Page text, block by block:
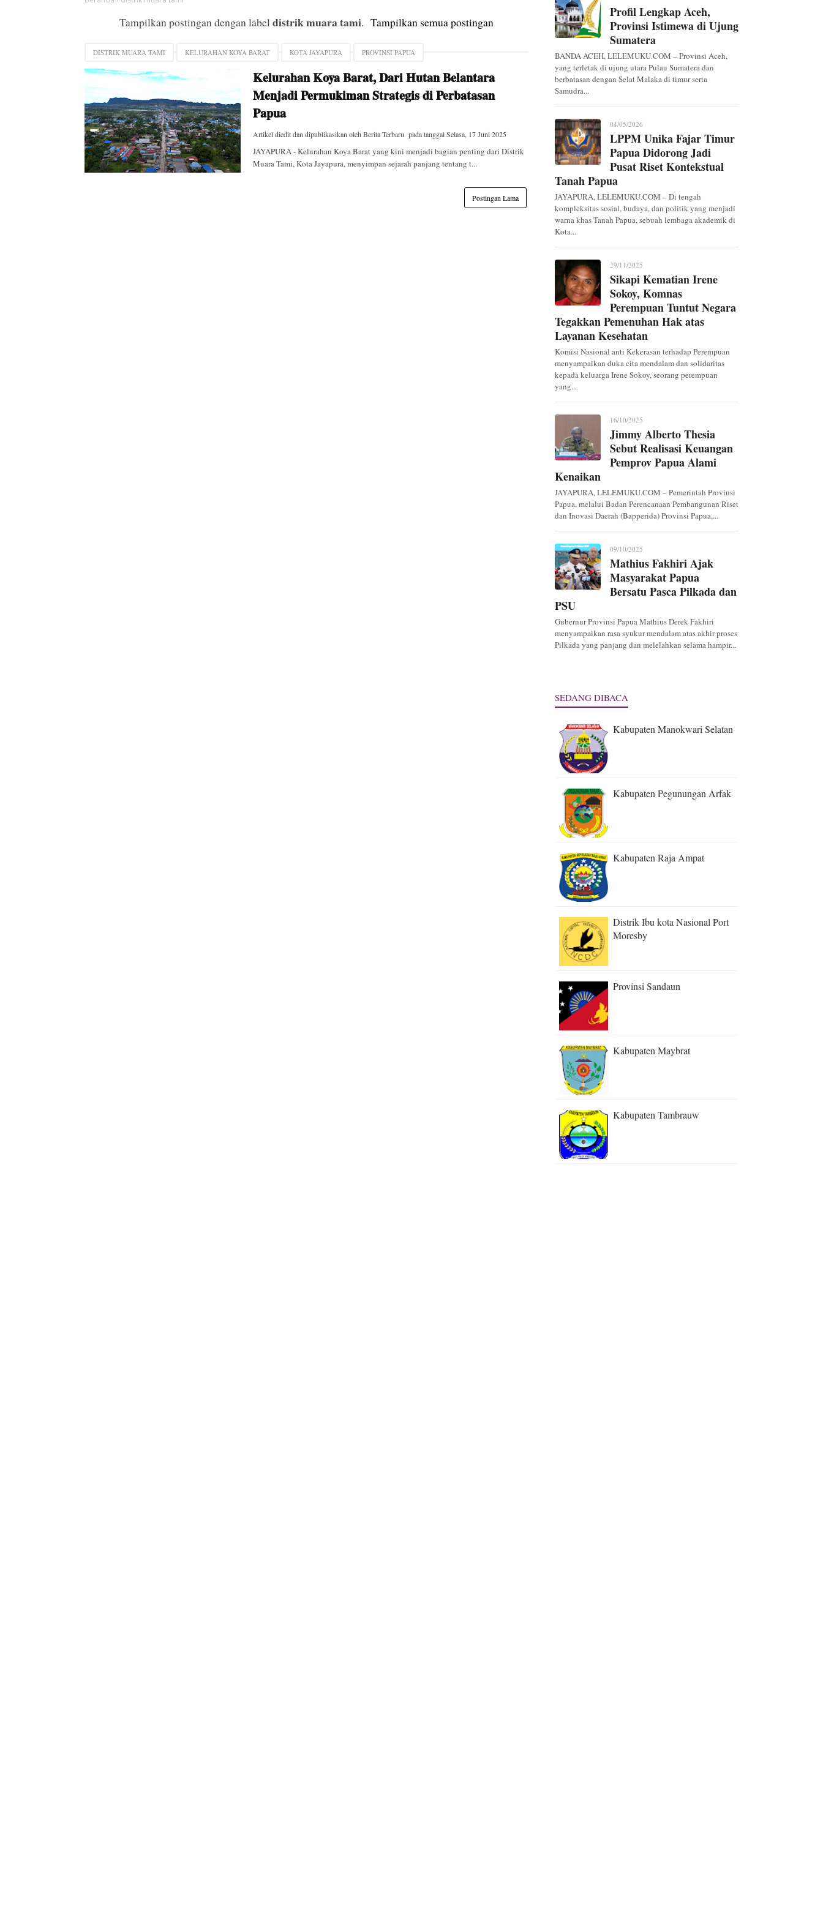
Tampilkan postingan dengan labeldistrik muara tami. Tampilkan semua postingan
DISTRIK MUARA TAMI KELURAHAN KOYA BARAT KOTA JAYAPURA PROVINSI PAPUA
Kelurahan Koya Barat, Dari Hutan Belantara
Menjadi Permukiman Strategis di Perbatasan
Papua
Artikel diedit dan dipublikasikan olehBerita Terbaru pada tanggalSelasa, 17 Juni 2025
JAYAPURA - Kelurahan Koya Barat yang kini menjadi bagian penting dari Distrik
Muara Tami, Kota Jayapura, menyimpan sejarah panjang tentang t...
Postingan Lama
Profil Lengkap Aceh,
Provinsi Istimewa di Ujung
Sumatera
BANDA ACEH, LELEMUKU.COM – Provinsi Aceh,
yang terletak di ujung utara Pulau Sumatera dan
berbatasan dengan Selat Malaka di timur serta
Samudra...
04/05/2026
LPPM Unika Fajar Timur
Papua Didorong Jadi
Pusat Riset Kontekstual
Tanah Papua
JAYAPURA, LELEMUKU.COM – Di tengah
kompleksitas sosial, budaya, dan politik yang menjadi
warna khas Tanah Papua, sebuah lembaga akademik di
Kota...
29/11/2025
Sikapi Kematian Irene
Sokoy, Komnas
Perempuan Tuntut Negara
Tegakkan Pemenuhan Hak atas
Layanan Kesehatan
Komisi Nasional anti Kekerasan terhadap Perempuan
menyampaikan duka cita mendalam dan solidaritas
kepada keluarga Irene Sokoy, seorang perempuan
yang...
16/10/2025
Jimmy Alberto Thesia
Sebut Realisasi Keuangan
Pemprov Papua Alami
Kenaikan
JAYAPURA, LELEMUKU.COM – Pemerintah Provinsi
Papua, melalui Badan Perencanaan Pembangunan Riset
dan Inovasi Daerah (Bapperida) Provinsi Papua,...
09/10/2025
Mathius Fakhiri Ajak
Masyarakat Papua
Bersatu Pasca Pilkada dan
PSU
Gubernur Provinsi Papua Mathius Derek Fakhiri
menyampaikan rasa syukur mendalam atas akhir proses
Pilkada yang panjang dan melelahkan selama hampir...
SEDANG DIBACA
Kabupaten Manokwari Selatan
Kabupaten Pegunungan Arfak
Kabupaten Raja Ampat
Distrik Ibu kota Nasional Port
Moresby
Provinsi Sandaun
Kabupaten Maybrat
Kabupaten Tambrauw